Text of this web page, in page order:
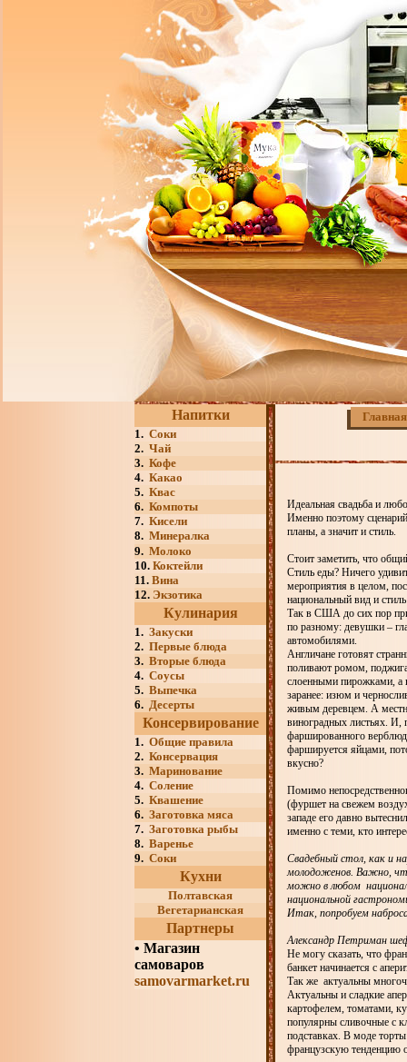
Напитки
1. Соки
2. Чай
3. Кофе
4. Какао
5. Квас
6. Компоты
7. Кисели
8. Минералка
9. Молоко
10. Коктейли
11. Вина
12. Экзотика
Кулинария
1. Закуски
2. Первые блюда
3. Вторые блюда
4. Соусы
5. Выпечка
6. Десерты
Консервирование
1. Общие правила
2. Консервация
3. Маринование
4. Соление
5. Квашение
6. Заготовка мяса
7. Заготовка рыбы
8. Варенье
9. Соки
Кухни
Полтавская
Вегетарианская
Партнеры
• Магазин
самоваров
samovarmarket.ru
Главная
Идеальная свадьба и
Именно поэтому
планы, а значит и стиль.
Стоит заметить, что
Стиль еды? Ничего
мероприятия в целом,
национальный вид и
Так в США до сих пор
по разному: девушки –
автомобилями.
Англичане готовят
поливают ромом,
слоенными пирожками, а
заранее: изюм и
живым деревцем. А
виноградных листьях. И,
фаршированного
фаршируется яйцами,
вкусно?
Помимо
(фуршет на свежем
западе его давно
именно с теми, кто
Свадебный стол, как и
молодоженов. Важно,
можно в любом
национальной
Итак, попробуем
Александр Петриман
Не могу сказать, что
банкет начинается с
Так же актуальны
Актуальны и сладкие
картофелем, томатами,
популярны сливочные с
подставках. В моде
французскую тенденцию